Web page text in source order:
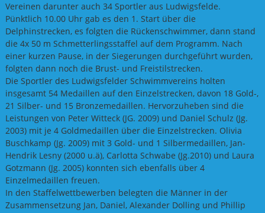
Vereinen darunter auch 34 Sportler aus Ludwigsfelde.
Pünktlich 10.00 Uhr gab es den 1. Start über die
Delphinstrecken, es folgten die Rückenschwimmer, dann stand
die 4x 50 m Schmetterlingsstaffel auf dem Programm. Nach
einer kurzen Pause, in der Siegerungen durchgeführt wurden,
folgten dann noch die Brust- und Freistilstrecken.
Die Sportler des Ludwigsfelder Schwimmvereins holten
insgesamt 54 Medaillen auf den Einzelstrecken, davon 18 Gold-,
21 Silber- und 15 Bronzemedaillen. Hervorzuheben sind die
Leistungen von Peter Witteck (JG. 2009) und Daniel Schulz (Jg.
2003) mit je 4 Goldmedaillen über die Einzelstrecken. Olivia
Buschkamp (Jg. 2009) mit 3 Gold- und 1 Silbermedaillen, Jan-
Hendrik Lesny (2000 u.ä), Carlotta Schwabe (Jg.2010) und Laura
Gotzmann (Jg. 2005) konnten sich ebenfalls über 4
Einzelmedaillen freuen.
In den Staffelwettbewerben belegten die Männer in der
Zusammensetzung Jan, Daniel, Alexander Dolling und Phillip